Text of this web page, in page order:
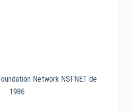
Network NSFNET de
1986